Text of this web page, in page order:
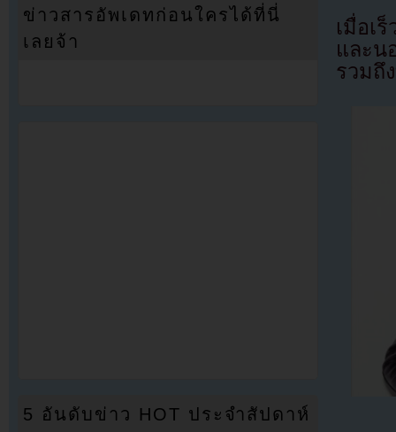
เมื่อเ
และน
รวมถึ
ข่าวสารอัพเดทก่อนใครได้ที่นี่
เลยจ้า
5 อันดับข่าว HOT ประจำสัปดาห์